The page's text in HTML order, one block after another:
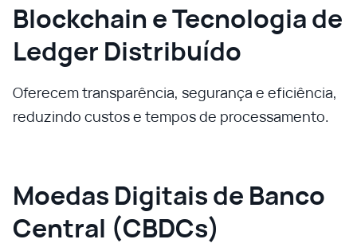
Blockchain e Tecnologia de
Ledger Distribuído
Oferecem transparência, segurança e eficiência,
reduzindo custos e tempos de processamento.
Moedas Digitais de Banco
Central (CBDCs)